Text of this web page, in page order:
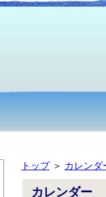
トップ＞ カレンダ
カレンダー